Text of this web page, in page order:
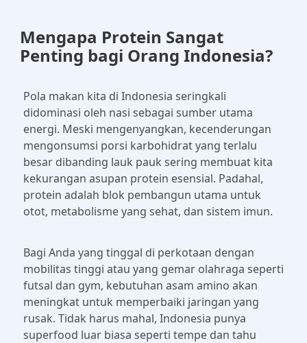
Mengapa Protein Sangat
Penting bagi Orang Indonesia?
Pola makan kita di Indonesia seringkali
didominasi oleh nasi sebagai sumber utama
energi. Meski mengenyangkan, kecenderungan
mengonsumsi porsi karbohidrat yang terlalu
besar dibanding lauk pauk sering membuat kita
kekurangan asupan protein esensial. Padahal,
protein adalah blok pembangun utama untuk
otot, metabolisme yang sehat, dan sistem imun.
Bagi Anda yang tinggal di perkotaan dengan
mobilitas tinggi atau yang gemar olahraga seperti
futsal dan gym, kebutuhan asam amino akan
meningkat untuk memperbaiki jaringan yang
rusak. Tidak harus mahal, Indonesia punya
superfood luar biasa seperti tempe dan tahu